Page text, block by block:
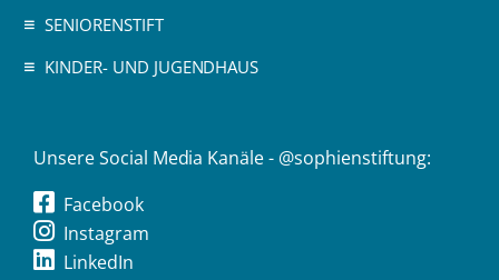
SENIORENSTIFT
KINDER- UND JUGENDHAUS
Unsere Social Media Kanäle - @sophienstiftung:
Facebook
Instagram
LinkedIn